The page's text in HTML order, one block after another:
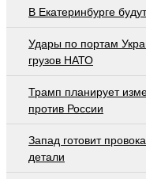
В Екатеринбурге
Удары по портам
грузов НАТО
Трамп планирует
против России
Запад готовит
детали